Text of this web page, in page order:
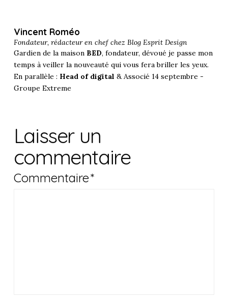
Vincent Roméo
Fondateur, rédacteur en chef chez Blog Esprit Design
Gardien de la maison BED, fondateur, dévoué je passe mon
temps à veiller la nouveauté qui vous fera briller les yeux.
En parallèle : Head of digital & Associé 14 septembre -
Groupe Extreme
Laisser un
commentaire
Commentaire*